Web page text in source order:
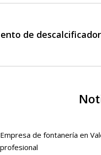
de
Empresa de fontanería en
profesional